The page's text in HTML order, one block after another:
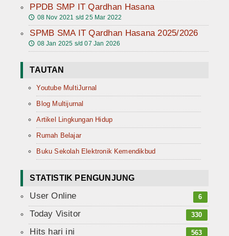
PPDB SMP IT Qardhan Hasana
🕔 08 Nov 2021 s/d 25 Mar 2022
SPMB SMA IT Qardhan Hasana 2025/2026
🕔 08 Jan 2025 s/d 07 Jan 2026
TAUTAN
Youtube MultiJurnal
Blog Multijurnal
Artikel Lingkungan Hidup
Rumah Belajar
Buku Sekolah Elektronik Kemendikbud
STATISTIK PENGUNJUNG
User Online 6
Today Visitor 330
Hits hari ini 563